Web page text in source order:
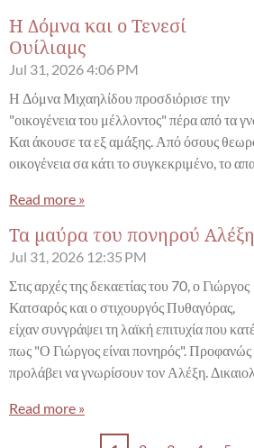
Η Δόμνα και ο Τενεσί
Ουίλιαμς
Jul 31, 20264:06 PM
Η Δόμνα Μιχαηλίδου προσδιόρισε την
"οικογένεια του μέλλοντος" πέρα από τα
Και άκουσε τα εξ αμάξης. Από όσους
οικογένεια σα κάτι το συγκεκριμένο, το
Read more »
Τα μαύρα του πονηρού Αλέξη
Jul 31, 2026 12:35 PM
Στις αρχές της δεκαετίας του 70, ο Γιώργος
Κατσαρός και ο στιχουργός Πυθαγόρας,
είχαν συνγράψει τη λαϊκή επιτυχία που
πως "Ο Γιώργος είναι πονηρός". Προφανώς
προλάβει να γνωρίσουν τον Αλέξη.
Read more »